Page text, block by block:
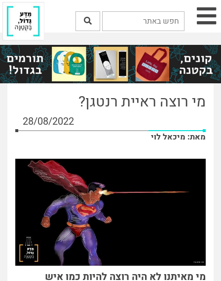
מי רוצה ראיית רנטגן?
28/08/2022
מאת: מיכאל לוי
מי מאיתנו לא היה רוצה להיות כמו איש